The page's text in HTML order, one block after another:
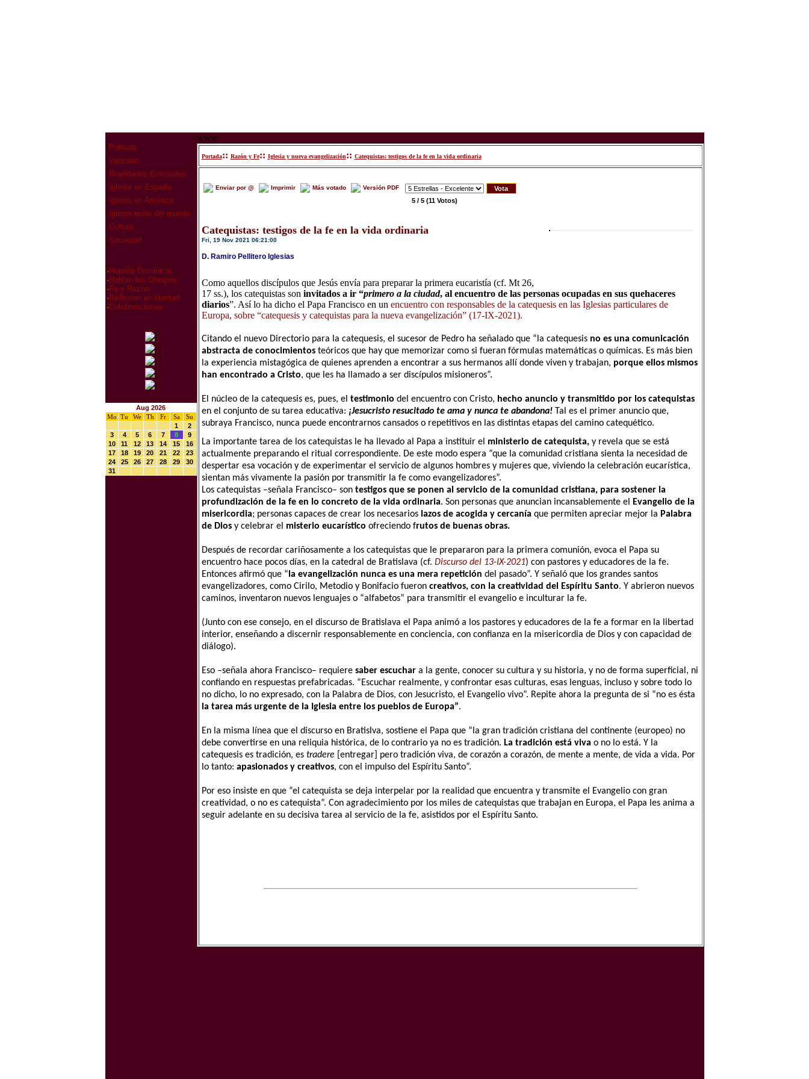
Portada
Vaticano
Realidades Eclesiales
Iglesia en España
Iglesia en América
Iglesia resto del mundo
Cultura
Sociedad
· Homilia Dominical
· Hablan los Obispos
· Fe y Razón
· Reflexion en libertad
·Colaboraciones
Aug 2026
Mo Tu We Th Fr Sa
Su
1
2
3
4 5 6 7 8
9
10
11 12 13 14 15
16
17
18 19 20 21 22
23
24
25 26 27 28 29
30
31
www
Portada:: Razón y Fe:: Iglesia y nueva evangelización:: Catequistas: testigos de la fe en la vida ordinaria
Enviar por @ Imprimir Más votado Versión PDF
5 / 5 (11 Votos)
Catequistas: testigos de la fe en la vida ordinaria
Fri, 19 Nov 2021 06:21:00
D. Ramiro Pellitero Iglesias
Como aquellos discípulos que Jesús envía para preparar la primera eucaristía (cf. Mt 26,
17 ss.), los catequistas son invitados a ir “primero a la ciudad, al encuentro de las personas ocupadas en sus quehaceres
diarios”. Así lo ha dicho el Papa Francisco en un encuentro con responsables de la catequesis en las Iglesias particulares de
Europa, sobre “catequesis y catequistas para la nueva evangelización”(17-IX-2021).
Citando el nuevo Directorio para la catequesis, el sucesor de Pedro ha señalado que “la catequesis no es una comunicación
abstracta de conocimientos teóricos que hay que memorizar como si fueran fórmulas matemáticas o químicas. Es más bien
la experiencia mistagógica de quienes aprenden a encontrar a sus hermanos allí donde viven y trabajan, porque ellos mismos
han encontrado a Cristo, que les ha llamado a ser discípulos misioneros”.
El núcleo de la catequesis es, pues, el testimonio del encuentro con Cristo, hecho anuncio y transmitido por los catequistas
en el conjunto de su tarea educativa: ¡Jesucristo resucitado te ama y nunca te abandona!Tal es el primer anuncio que,
subraya Francisco, nunca puede encontrarnos cansados o repetitivos en las distintas etapas del camino catequético.
La importante tarea de los catequistas le ha llevado al Papa a instituir el ministerio de catequista,y revela que se está
actualmente preparando el ritual correspondiente. De este modo espera “que la comunidad cristiana sienta la necesidad de
despertar esa vocación y de experimentar el servicio de algunos hombres y mujeres que, viviendo la celebración eucarística,
sientan más vivamente la pasión por transmitir la fe como evangelizadores”.
Los catequistas –señala Francisco– son testigos que se ponen al servicio de la comunidad cristiana, para sostener la
profundización de la fe en lo concreto de la vida ordinaria. Son personas que anuncian incansablemente el
Evangelio de la
misericordia; personas capaces de crear los necesarios lazos de acogida y cercanía que permiten apreciar mejor la Palabra
de Dios y celebrar el misterio eucarístico ofreciendo frutos de buenas obras.
Después de recordar cariñosamente a los catequistas que le prepararon para la primera comunión, evoca el Papa su
encuentro hace pocos días, en la catedral de Bratislava (cf. Discurso del 13-IX-2021) con pastores y educadores de la fe.
Entonces afirmó que “ la evangelización nunca es una mera repetición del pasado”. Y señaló que los grandes santos
evangelizadores, como Cirilo, Metodio y Bonifacio fueron creativos, con la creatividad del Espíritu Santo. Y abrieron nuevos
caminos, inventaron nuevos lenguajes o “alfabetos” para transmitir el evangelio e inculturar la fe.
(Junto con ese consejo, en el discurso de Bratislava el Papa animó a los pastores y educadores de la fe a formar en la libertad
interior, enseñando a discernir responsablemente en conciencia, con confianza en la misericordia de Dios y con capacidad de
diálogo).
Eso –señala ahora Francisco– requiere saber escuchar a la gente, conocer su cultura y su historia, y no de forma superficial, ni
confiando en respuestas prefabricadas. “Escuchar realmente, y confrontar esas culturas, esas lenguas, incluso y sobre todo lo
no dicho, lo no expresado, con la Palabra de Dios, con Jesucristo, el Evangelio vivo”. Repite ahora la pregunta de si “no es ésta
la tarea más urgente de la Iglesia entre los pueblos de Europa”.
En la misma línea que el discurso en Bratislva, sostiene el Papa que “la gran tradición cristiana del continente (europeo) no
debe convertirse en una reliquia histórica, de lo contrario ya no es tradición. La tradición está viva o no lo está. Y la
catequesis es tradición, es tradere[entregar] pero tradición viva, de corazón a corazón, de mente a mente, de vida a vida. Por
lo tanto: apasionados y creativos, con el impulso del Espíritu Santo”.
Por eso insiste en que “el catequista se deja interpelar por la realidad que encuentra y transmite el Evangelio con gran
creatividad, o no es catequista”. Con agradecimiento por los miles de catequistas que trabajan en Europa, el Papa les anima a
seguir adelante en su decisiva tarea al servicio de la fe, asistidos por el Espíritu Santo.